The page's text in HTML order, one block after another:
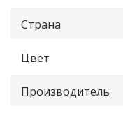
Страна
Цвет
Производитель